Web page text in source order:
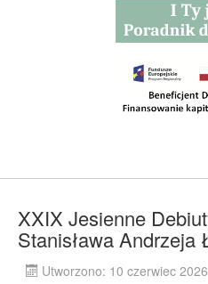
XXIX Jesienne
Stanisława Andrzeja
Utworzono: 10 czerwiec 2026